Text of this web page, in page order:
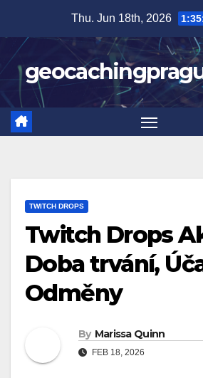
content
Thu. Jun 18th, 2026
TWITCH DROPS
Twitch Drops
Doba trvání,
Odměny
By Marissa Quinn
FEB 18, 2026